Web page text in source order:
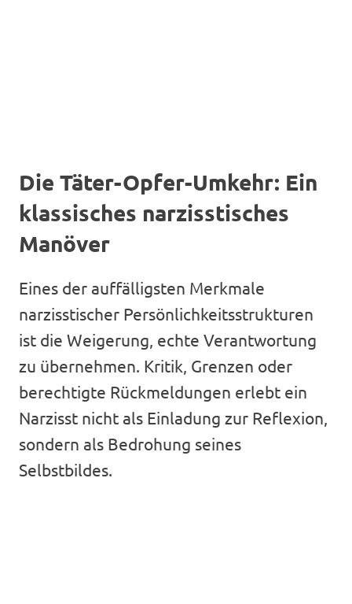
Die Täter-Opfer-Umkehr: Ein
klassisches narzisstisches
Manöver
Eines der auffälligsten Merkmale
narzisstischer Persönlichkeitsstrukturen
ist die Weigerung, echte Verantwortung
zu übernehmen. Kritik, Grenzen oder
berechtigte Rückmeldungen erlebt ein
Narzisst nicht als Einladung zur Reflexion,
sondern als Bedrohung seines
Selbstbildes.